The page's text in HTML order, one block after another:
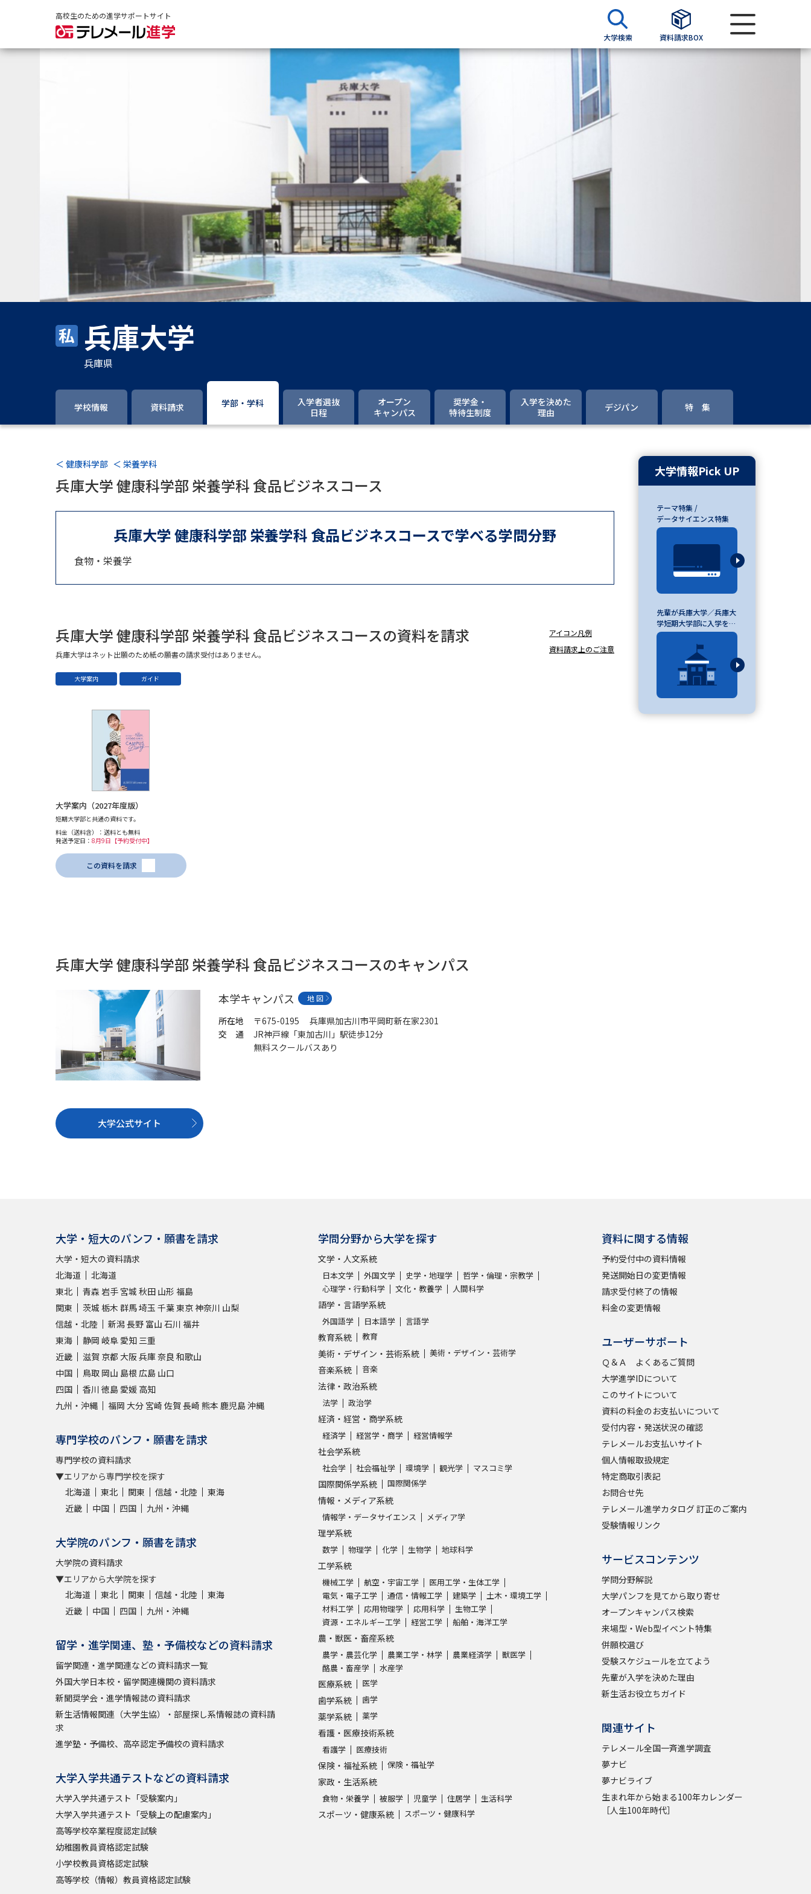
高校生のための進学サポートサイト
大学検索 資料請求BOX
大学・短大の資料種類から請求
大学パンフ
学部・学科パンフ
総合型選抜・学校推薦型選抜 募集要項＆願書
大学入学共通テスト利用選抜の募集要項＆願書
大学・短大以外の資料から請求
専門学校の資料請求 大学院の資料請求
大学入学共通テスト「受験案内」の請求
大学入学共通テスト「受験上の配慮案内」の請求
高等学校卒業程度認定試験
大学研究 大学検索
データサイエンス特集
デジタルパンフレット
進路の３択
新学年スタート号特集ページ（高3生用）
新学年スタート号特集ページ（高2生用）
オープンキャンパスなどを調べる
来場型・Web型イベント特集
夢ナビライブ
資料検索
ユーザーサポート
資料の料金の
兵庫大学
兵庫県
学校情報 資料請求 学部・学科
入学者選抜
日程
オープン
キャンパス
奨学金・
特待生制度
入学を決めた
理由
デジパン 特 集
＜ 健康科学部 ＜ 栄養学科
兵庫大学 健康科学部 栄養学科 食品ビジネスコース
兵庫大学 健康科学部 栄養学科 食品ビジネスコースで学べる学問分野
食物・栄養学
兵庫大学 健康科学部 栄養学科 食品ビジネスコースの資料を請求
兵庫大学はネット出願のため紙の願書の請求受付はありません。
アイコン凡例
資料請求上のご注意
大学案内 ガイド
大学案内（2027年度版）
短期大学部と共通の資料です。
料金（送料含）：送料とも無料
発送予定日： 8月9日【予約受付中】
この資料を請求
兵庫大学 健康科学部 栄養学科 食品ビジネスコースのキャンパス
本学キャンパス 地 図
所在地
〒675-0195 兵庫県加古川市平岡町新在家2301
交 通
JR神戸線「東加古川」駅徒歩12分
無料スクールバスあり
大学公式サイト
大学情報Pick UP
テーマ特集 /
データサイエンス特集
先輩が兵庫大学／兵庫大
学短期大学部に入学を決
めた理由
大学・短大のパンフ・願書を請求
大学・短大の資料請求
北海道
北海道
東北
青森 岩手 宮城 秋田 山形 福島
関東
茨城 栃木 群馬埼玉 千葉東京神奈川 山梨
信越・北陸
新潟長野 富山 石川 福井
東海
静岡 岐阜 愛知 三重
近畿
滋賀 京都 大阪兵庫奈良 和歌山
中国
鳥取 岡山 島根 広島 山口
四国
香川 徳島 愛媛 高知
九州・沖縄
福岡 大分 宮崎 佐賀 長崎 熊本 鹿児島沖縄
専門学校のパンフ・願書を請求
専門学校の資料請求
▼エリアから専門学校を探す
北海道
東北 関東 信越・北陸
東海
近畿
中国 四国 九州・沖縄
大学院のパンフ・願書を請求
大学院の資料請求
▼エリアから大学院を探す
北海道
東北 関東 信越・北陸
東海
近畿
中国 四国 九州・沖縄
留学・進学関連、塾・予備校などの資料請求
留学関連・進学関連などの資料請求一覧
外国大学日本校・留学関連機関の資料請求
新聞奨学会・進学情報誌の資料請求
新生活情報関連（大学生協）・部屋探し系情報誌の資料請
求
進学塾・予備校、高卒認定予備校の資料請求
大学入学共通テストなどの資料請求
大学入学共通テスト「受験案内」
大学入学共通テスト「受験上の配慮案内」
高等学校卒業程度認定試験
幼稚園教員資格認定試験
小学校教員資格認定試験
高等学校（情報）教員資格認定試験
学問分野から大学を探す
文学・人文系統
日本文学 外国文学 史学・地理学
哲学・倫理・宗教学
心理学・行動科学
文化・教養学 人間科学
語学・言語学系統
外国語学 日本語学 言語学
教育系統 教育
美術・デザイン・芸術系統 美術・デザイン・芸術学
音楽系統 音楽
法律・政治系統
法学 政治学
経済・経営・商学系統
経済学 経営学・商学 経営情報学
社会学系統
社会学 社会福祉学 環境学 観光学 マスコミ学
国際関係学系統 国際関係学
情報・メディア系統
情報学・データサイエンス メディア学
理学系統
数学 物理学 化学 生物学 地球科学
工学系統
機械工学 航空・宇宙工学
医用工学・生体工学
電気・電子工学
通信・情報工学 建築学
土木・環境工学
材料工学
応用物理学 応用科学
生物工学
資源・エネルギー工学
経営工学 船舶・海洋工学
農・獣医・畜産系統
農学・農芸化学 農業工学・林学 農業経済学
獣医学
酪農・畜産学
水産学
医療系統 医学
歯学系統 歯学
薬学系統 薬学
看護・医療技術系統
看護学 医療技術
保険・福祉系統 保険・福祉学
家政・生活系統
食物・栄養学 被服学 児童学 住居学 生活科学
スポーツ・健康系統 スポーツ・健康科学
資料に関する情報
予約受付中の資料情報
発送開始日の変更情報
請求受付終了の情報
料金の変更情報
ユーザーサポート
Ｑ＆Ａ よくあるご質問
大学進学IDについて
このサイトについて
資料の料金のお支払いについて
受付内容・発送状況の確認
テレメールお支払いサイト
個人情報取扱規定
特定商取引表記
お問合せ先
テレメール進学カタログ 訂正のご案内
受験情報リンク
サービスコンテンツ
学問分野解説
大学パンフを見てから取り寄せ
オープンキャンパス検索
来場型・Web型イベント特集
併願校選び
受験スケジュールを立てよう
先輩が入学を決めた理由
新生活お役立ちガイド
関連サイト
テレメール全国一斉進学調査
夢ナビ
夢ナビライブ
生まれ年から始まる100年カレンダー
［人生100年時代］